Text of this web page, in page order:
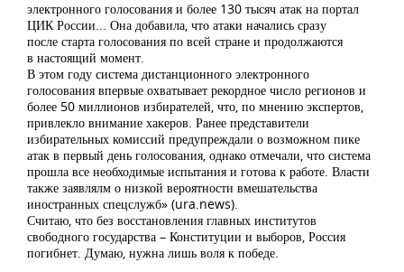
электронного голосования и более 130 тысяч атак на портал
ЦИК России... Она добавила, что атаки начались сразу
после старта голосования по всей стране и продолжаются
в настоящий момент.
В этом году система дистанционного электронного
голосования впервые охватывает рекордное число регионов и
более 50 миллионов избирателей, что, по мнению экспертов,
привлекло внимание хакеров. Ранее представители
избирательных комиссий предупреждали о возможном пике
атак в первый день голосования, однако отмечали, что система
прошла все необходимые испытания и готова к работе. Власти
также заявлялм о низкой вероятности вмешательства
иностранных спецслужб» (ura.news).
Считаю, что без восстановления главных институтов
свободного государства – Конституции и выборов, Россия
погибнет. Думаю, нужна лишь воля к победе.